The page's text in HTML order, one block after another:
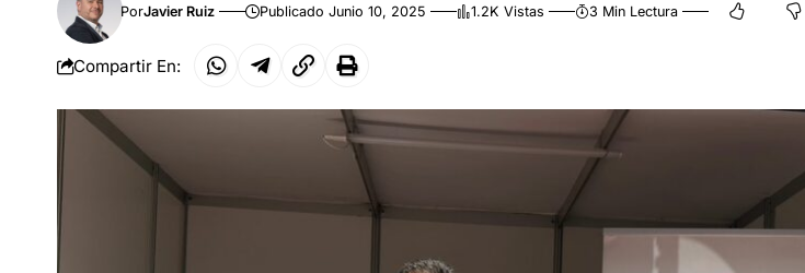
PorJavier Ruiz Publicado Junio 10, 2025 1.2K Vistas 3 Min Lectura
Compartir En: